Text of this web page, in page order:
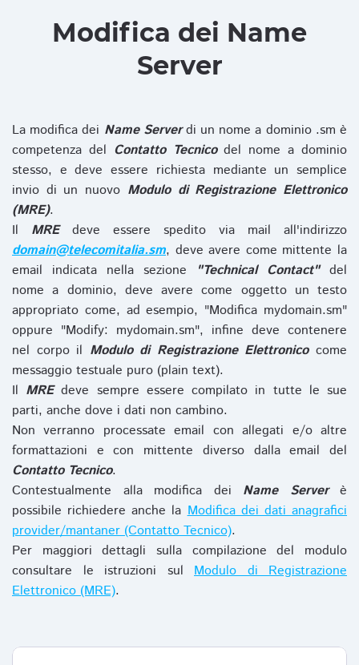
Modifica dei Name
Server
La modifica dei Name Serverdi un nome a dominio .sm è
competenza del Contatto Tecnicodel nome a dominio
stesso, e deve essere richiesta mediante un semplice
invio di un nuovo Modulo di Registrazione Elettronico
(MRE).
Il MREdeve essere spedito via mail all'indirizzo
domain@telecomitalia.sm, deve avere come mittente la
email indicata nella sezione
"Technical Contact"del
nome a dominio, deve avere come oggetto un testo
appropriato come, ad esempio, "Modifica mydomain.sm"
oppure "Modify: mydomain.sm", infine deve contenere
nel corpo il Modulo di Registrazione Elettronicocome
messaggio testuale puro (plain text).
Il MREdeve sempre essere compilato in tutte le sue
parti, anche dove i dati non cambino.
Non verranno processate email con allegati e/o altre
formattazioni e con mittente diverso dalla email del
Contatto Tecnico.
Contestualmente alla modifica dei Name Serverè
possibile richiedere anche laModifica dei dati anagrafici
provider/mantaner (Contatto Tecnico).
Per maggiori dettagli sulla compilazione del modulo
consultare le istruzioni sul Modulo di Registrazione
Elettronico (MRE).